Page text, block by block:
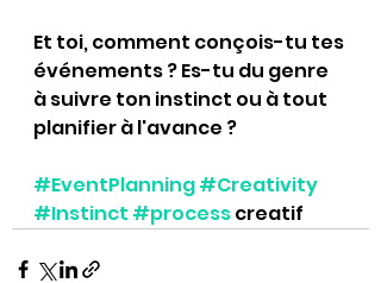
Et toi, comment conçois-tu tes
événements ? Es-tu du genre
à suivre ton instinct ou à tout
planifier à l'avance ?
#EventPlanning#Creativity
#Instinct #process creatif